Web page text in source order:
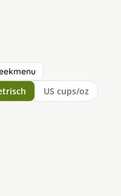
US cups/oz